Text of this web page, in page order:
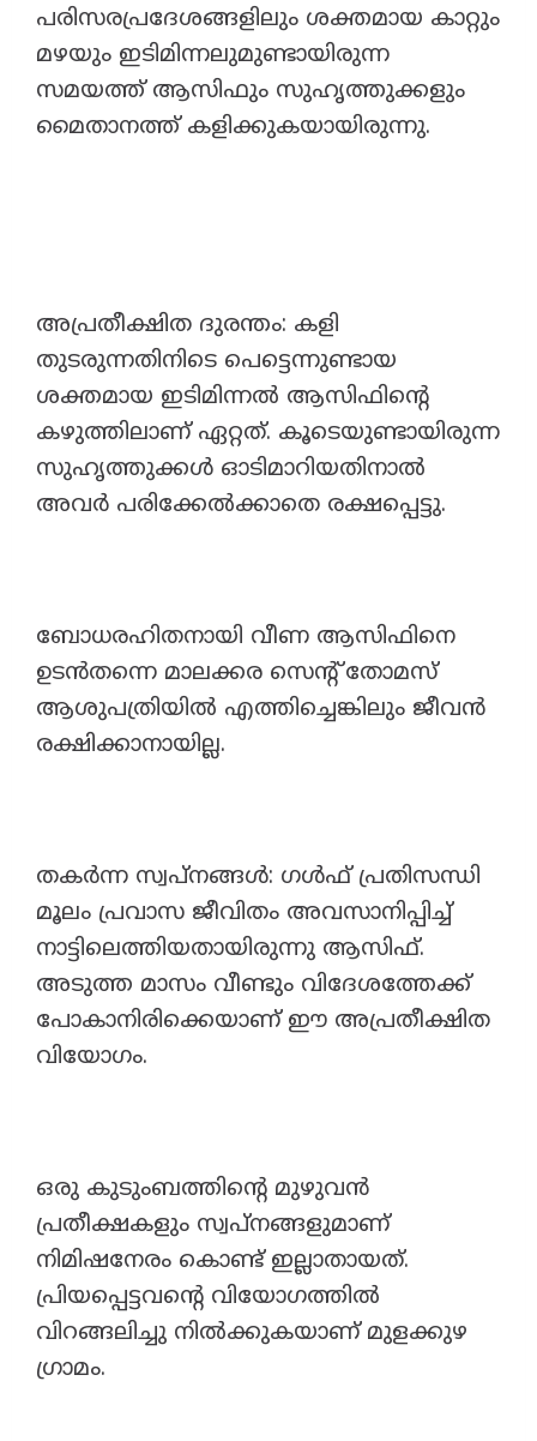
പരിസരപ്രദേശങ്ങളിലും ശക്തമായ കാറ്റും
മഴയും ഇടിമിന്നലുമുണ്ടായിരുന്ന
സമയത്ത് ആസിഫും സുഹൃത്തുക്കളും
മൈതാനത്ത് കളിക്കുകയായിരുന്നു.
​അപ്രതീക്ഷിത ദുരന്തം: കളി
തുടരുന്നതിനിടെ പെട്ടെന്നുണ്ടായ
ശക്തമായ ഇടിമിന്നൽ ആസിഫിന്റെ
കഴുത്തിലാണ് ഏറ്റത്. കൂടെയുണ്ടായിരുന്ന
സുഹൃത്തുക്കൾ ഓടിമാറിയതിനാൽ
അവർ പരിക്കേൽക്കാതെ രക്ഷപ്പെട്ടു.
ബോധരഹിതനായി വീണ ആസിഫിനെ
ഉടൻതന്നെ മാലക്കര സെന്റ് തോമസ്
ആശുപത്രിയിൽ എത്തിച്ചെങ്കിലും ജീവൻ
രക്ഷിക്കാനായില്ല.
തകർന്ന സ്വപ്നങ്ങൾ: ഗൾഫ് പ്രതിസന്ധി
മൂലം പ്രവാസ ജീവിതം അവസാനിപ്പിച്ച്
നാട്ടിലെത്തിയതായിരുന്നു ആസിഫ്.
അടുത്ത മാസം വീണ്ടും വിദേശത്തേക്ക്
പോകാനിരിക്കെയാണ് ഈ അപ്രതീക്ഷിത
വിയോഗം.
ഒരു കുടുംബത്തിന്റെ മുഴുവൻ
പ്രതീക്ഷകളും സ്വപ്നങ്ങളുമാണ്
നിമിഷനേരം കൊണ്ട് ഇല്ലാതായത്.
പ്രിയപ്പെട്ടവന്റെ വിയോഗത്തിൽ
വിറങ്ങലിച്ചു നിൽക്കുകയാണ് മുളക്കുഴ
ഗ്രാമം.